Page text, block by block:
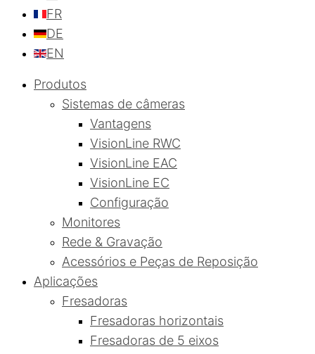
FR
DE
EN
Produtos
Sistemas de câmeras
Vantagens
VisionLine RWC
VisionLine EAC
VisionLine EC
Configuração
Monitores
Rede & Gravação
Acessórios e Peças de Reposição
Aplicações
Fresadoras
Fresadoras horizontais
Fresadoras de 5 eixos